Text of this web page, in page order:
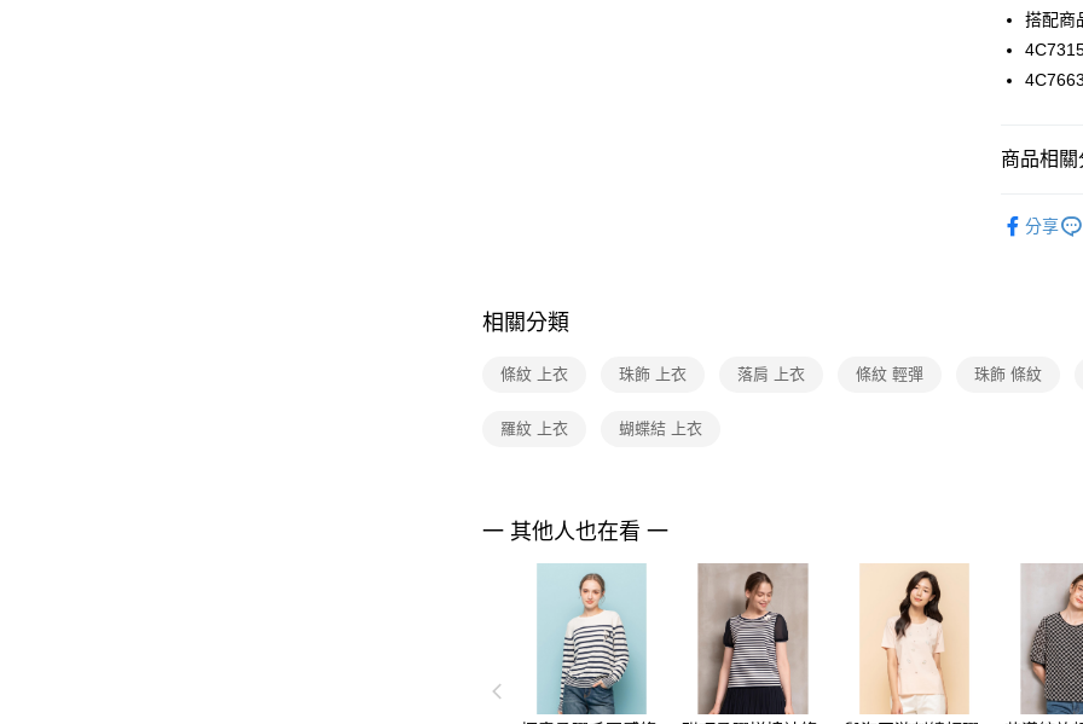
台灣樂
便利好安
１．簡單
２．便利
３．安心
付」結帳
／ATM／
４．使用
即時審查
結果請求
５．嚴禁
形，恩沛
每筆
每筆
搭配商
商品相關
商品分享
相關分類
條紋 上衣 珠飾 上衣 落肩 上衣 條紋 輕彈 珠飾 條紋
羅紋 上衣 蝴蝶結 上衣
一 其他人也在看 一